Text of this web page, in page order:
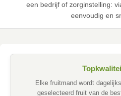
een bedrijf of zorginstelling:
eenvoudig en
Elke fruitmand wordt
geselecteerd fruit van de